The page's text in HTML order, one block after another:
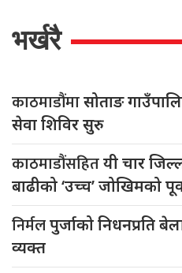
भर्खरै
काठमाडौंमासोताङ
सेवा शिविर सुरु
काठमाडौंसहितयी चार
बाढीको ‘उच्च’ जोखिमको
निर्मलपुर्जाको निधनप्रति
व्यक्त